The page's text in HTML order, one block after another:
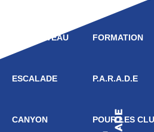
HAUT NIVEAU
ESCALADE
CANYON
FORMATION
P.A.R.A.D.E
POUR LES